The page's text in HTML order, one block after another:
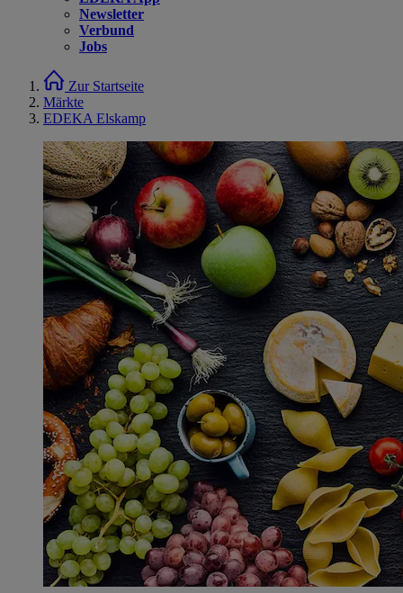
Newsletter
Verbund
Jobs
Zur Startseite
Märkte
EDEKA Elskamp